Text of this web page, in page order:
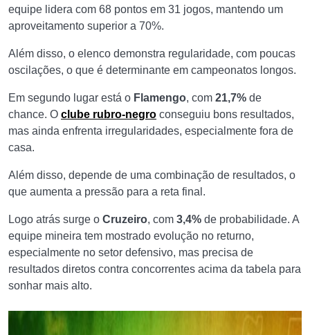
equipe lidera com 68 pontos em 31 jogos, mantendo um
aproveitamento superior a 70%.
Além disso, o elenco demonstra regularidade, com poucas
oscilações, o que é determinante em campeonatos longos.
Em segundo lugar está o Flamengo, com 21,7% de
chance. O clube rubro-negro conseguiu bons resultados,
mas ainda enfrenta irregularidades, especialmente fora de
casa.
Além disso, depende de uma combinação de resultados, o
que aumenta a pressão para a reta final.
Logo atrás surge o Cruzeiro, com 3,4% de probabilidade. A
equipe mineira tem mostrado evolução no returno,
especialmente no setor defensivo, mas precisa de
resultados diretos contra concorrentes acima da tabela para
sonhar mais alto.